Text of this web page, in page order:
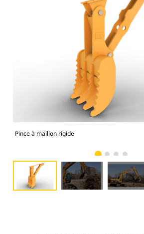
Pince à maillon rigide